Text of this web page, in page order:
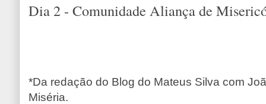
Dia 2 - Comunidade Aliança de
*Da redação do Blog do Mateus Silva com
Miséria.